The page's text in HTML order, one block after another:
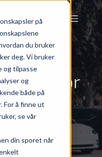
på
du bruker
deg. Vi bruker
og tilpasse
og
både på
å finne ut
se vår
din sporet når
for